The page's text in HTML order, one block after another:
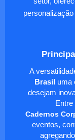
A
Brasil uma
desejam
Cadernos
eventos,